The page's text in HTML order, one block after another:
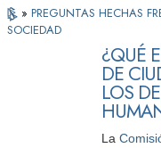
» PREGUNTAS HECHAS
SOCIEDAD
¿QUÉ
DE
LOS
La